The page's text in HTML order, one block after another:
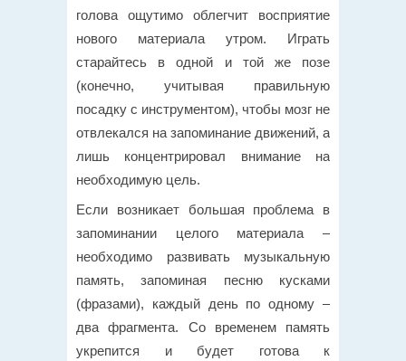
голова ощутимо облегчит восприятие
нового материала утром. Играть
старайтесь в одной и той же позе
(конечно, учитывая правильную
посадку с инструментом), чтобы мозг не
отвлекался на запоминание движений, а
лишь концентрировал внимание на
необходимую цель.
Если возникает большая проблема в
запоминании целого материала –
необходимо развивать музыкальную
память, запоминая песню кусками
(фразами), каждый день по одному –
два фрагмента. Со временем память
укрепится и будет готова к